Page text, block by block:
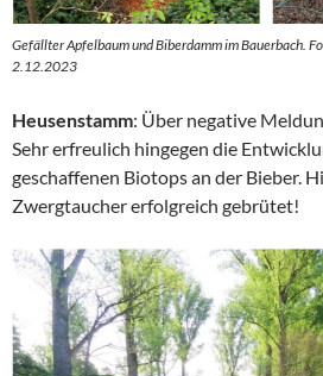
Gefällter Apfelbaum und Biberdamm im Bauerbach.
2.12.2023
Heusenstamm: Über negative
Sehr erfreulich hingegen die
geschaffenen Biotops an der Bieber.
Zwergtaucher erfolgreich gebrütet!